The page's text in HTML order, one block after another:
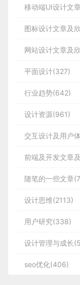
移动端UI设计文
图标设计文章及
网站设计文章及
平面设计(327)
行业趋势(642)
设计资源(961)
交互设计及用户
前端及开发文章
随笔的一些文章
设计思维(2113)
用户研究(338)
设计管理与成长
seo优化(406)